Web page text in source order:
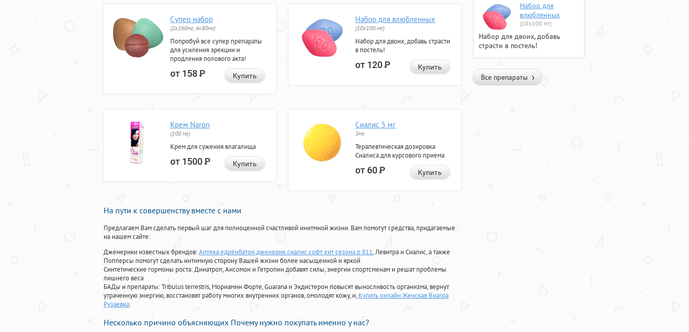
Супер набор
(2х160мг, 4х80мг)
Попробуй все супер препараты
для усиления эрекции и
продления полового акта!
от 158Р Купить
Набор для влюбленных
(10х100 мг)
Набор для двоих, добавь страсти
в постель!
от 120Р Купить
Крем Naron
(100 мг)
Крем для сужения влагалища
от 1500Р Купить
Сиалис 5 мг
5мг
Терапевтическая дозировка
Сиалиса для курсового приема
от 60Р Купить
На пути к совершенству вместе с нами
Предлагаем Вам сделать первый шаг для полноценной счастливой инитмной жизни. Вам помогут средства, придагаемые
на нашем сайте:
Дженерики известных брендов:Аптека едрёнбатон дженерик сиалис софт хит сезона p 811, Левитра и Сиалис, а также
Попперсы помогут сделать интимную сторону Вашей жизни более насыщенной и яркой
Синтетические гормоны роста: Динатроп, Ансомон и Гетропин добавят силы, энергии спортсменам и решат проблемы
лишнего веса
БАДы и препараты:Tribulus terrestris, Мориамин Форте, Guarana и Экдистерон повысят выносливость организма, вернут
утраченную энергию, восстановят работу многих внутренних органов, омолодят кожу, и, Купить онлайн Женская Виагра
Рузаевка.
Несколько причино объясняющих Почему нужно покупать именно у нас?
Набор для
влюбленных
(10х100 мг)
Набор для двоих, добавь
страсти в постель!
Все препараты